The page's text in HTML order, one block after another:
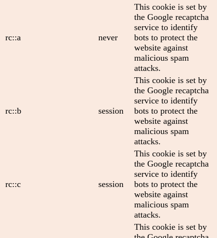
rc::a never
This cookie is set by
the Google recaptcha
service to identify
bots to protect the
website against
malicious spam
attacks.
rc::b session
This cookie is set by
the Google recaptcha
service to identify
bots to protect the
website against
malicious spam
attacks.
rc::c session
This cookie is set by
the Google recaptcha
service to identify
bots to protect the
website against
malicious spam
attacks.
This cookie is set by